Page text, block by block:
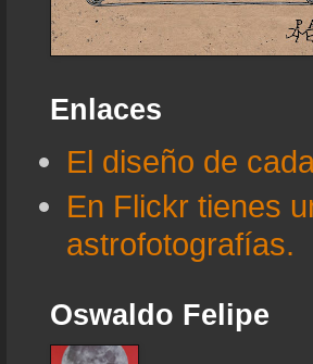
Enlaces
El diseño de
En Flickr tienes
astrofotografías.
Oswaldo Felipe